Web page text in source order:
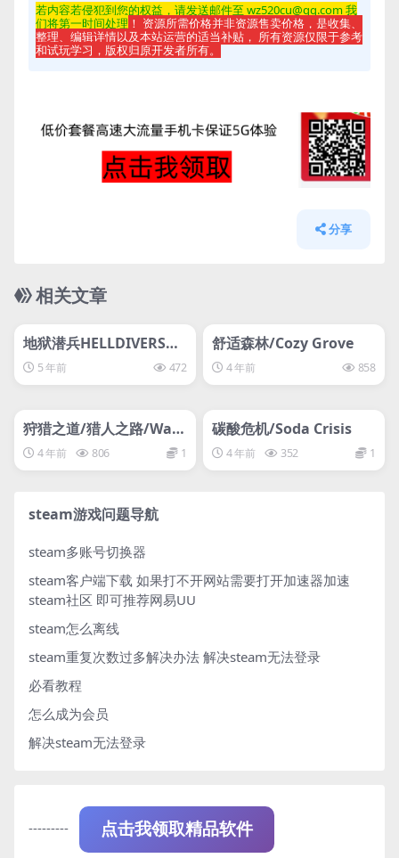
若内容若侵犯到您的权益，请发送邮件至 wz520cu@qq.com 我
们将第一时间处理 ！ 资源所需价格并非资源售卖价格，是收集、
整理、编辑详情以及本站运营的适当补贴， 所有资源仅限于参考
和试玩学习，版权归原开发者所有。
分享
相关文章
svip专属
地狱潜兵HELLDIVERS™
Dive Harder Edition绝
地潜兵
5 年前 472
舒适森林/Cozy Grove
4 年前 858
svip专属
狩猎之道/猎人之路/Way
of the Hunter
4 年前 806 1
svip专属
碳酸危机/Soda Crisis
4 年前 352 1
steam游戏问题导航
steam多账号切换器
steam客户端下载 如果打不开网站需要打开加速器加速
steam社区 即可推荐网易UU
steam怎么离线
steam重复次数过多解决办法 解决steam无法登录
必看教程
怎么成为会员
解决steam无法登录
--------- 点击我领取精品软件